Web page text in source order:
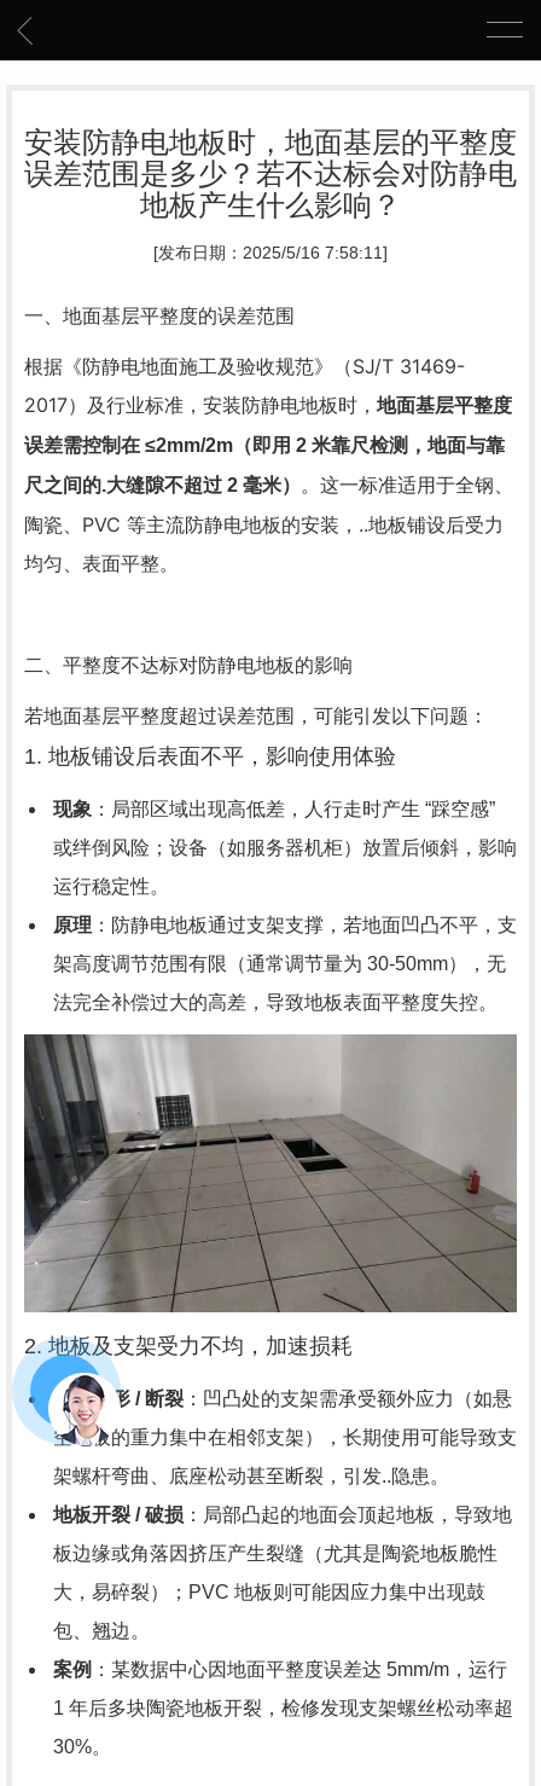
安装防静电地板时，地面基层的平整度
误差范围是多少？若不达标会对防静电
地板产生什么影响？
[发布日期：2025/5/16 7:58:11]
一、地面基层平整度的误差范围
根据《防静电地面施工及验收规范》（SJ/T 31469-
2017）及行业标准，安装防静电地板时， 地面基层平整度
误差需控制在 ≤2mm/2m （即用 2 米靠尺检测，地面与靠
尺之间的.大缝隙不超过 2 毫米） 。这一标准适用于全钢、
陶瓷、PVC 等主流防静电地板的安装，..地板铺设后受力
均匀、表面平整。
二、平整度不达标对防静电地板的影响
若地面基层平整度超过误差范围，可能引发以下问题：
1. 地板铺设后表面不平，影响使用体验
现象 ：局部区域出现高低差，人行走时产生 “踩空感”
或绊倒风险；设备（如服务器机柜）放置后倾斜，影响
运行稳定性。
原理 ：防静电地板通过支架支撑，若地面凹凸不平，支
架高度调节范围有限（通常调节量为 30-50mm），无
法完全补偿过大的高差，导致地板表面平整度失控。
2. 地板及支架受力不均，加速损耗
支架变形 / 断裂 ：凹凸处的支架需承受额外应力（如悬
空地板的重力集中在相邻支架），长期使用可能导致支
架螺杆弯曲、底座松动甚至断裂，引发..隐患。
地板开裂 / 破损 ：局部凸起的地面会顶起地板，导致地
板边缘或角落因挤压产生裂缝（尤其是陶瓷地板脆性
大，易碎裂）；PVC 地板则可能因应力集中出现鼓
包、翘边。
案例 ：某数据中心因地面平整度误差达 5mm/m，运行
1 年后多块陶瓷地板开裂，检修发现支架螺丝松动率超
30%。